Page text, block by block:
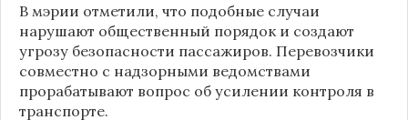
В мэрии отметили, что подобные случаи
нарушают общественный порядок и создают
угрозу безопасности пассажиров. Перевозчики
совместно с надзорными ведомствами
прорабатывают вопрос об усилении контроля в
транспорте.